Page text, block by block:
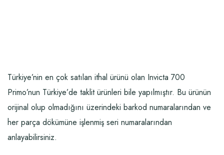
Türkiye’nin en çok satılan ithal ürünü olan Invicta 700
Primo’nun Türkiye’de taklit ürünleri bile yapılmıştır. Bu ürünün
orijinal olup olmadığını üzerindeki barkod numaralarından ve
her parça dökümüne işlenmiş seri numaralarından
anlayabilirsiniz.